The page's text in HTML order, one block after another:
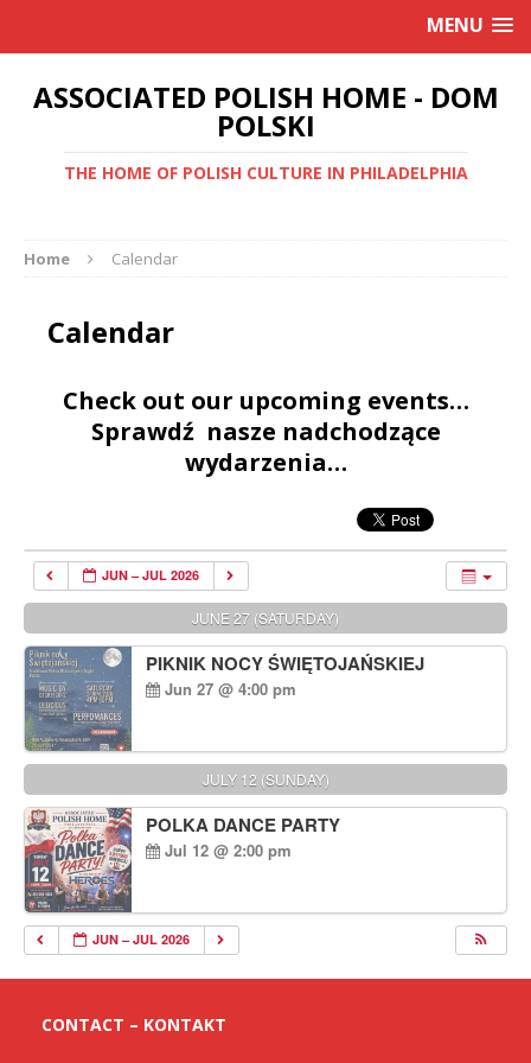
MENU
ASSOCIATED POLISH HOME - DOM
POLSKI
THE HOME OF POLISH CULTURE IN PHILADELPHIA
Home Calendar
Calendar
Check out our upcoming events…
Sprawdź nasze nadchodzące
wydarzenia…
JUN – JUL 2026
JUNE 27 (SATURDAY)
PIKNIK NOCY ŚWIĘTOJAŃSKIEJ
Jun 27 @ 4:00 pm
JULY 12 (SUNDAY)
POLKA DANCE PARTY
Jul 12 @ 2:00 pm
JUN – JUL 2026
CONTACT – KONTAKT